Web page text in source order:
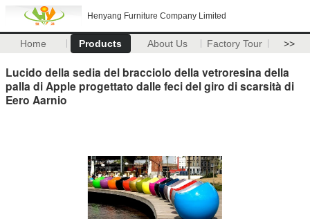
Henyang Furniture Company Limited
Home Products About Us Factory Tour >>
Lucido della sedia del bracciolo della vetroresina della
palla di Apple progettato dalle feci del giro di scarsità di
Eero Aarnio